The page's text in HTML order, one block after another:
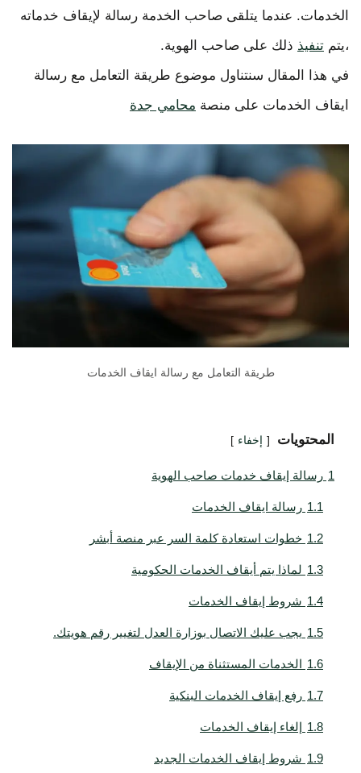
الخدمات. عندما يتلقى صاحب الخدمة رسالة لإيقاف خدماته
،يتم تنفيذ ذلك على صاحب الهوية.
في هذا المقال سنتناول موضوع طريقة التعامل مع رسالة
ايقاف الخدمات على منصة محامي جدة
طريقة التعامل مع رسالة ايقاف الخدمات
المحتويات إخفاء
1 رسالة إيقاف خدمات صاحب الهوية
1.1 رسالة ايقاف الخدمات
1.2 خطوات استعادة كلمة السر عبر منصة أبشر
1.3 لماذا يتم أيقاف الخدمات الحكومية
1.4 شروط إيقاف الخدمات
1.5 يجب عليك الاتصال بوزارة العدل لتغيير رقم هويتك.
1.6 الخدمات المستثناة من الإيقاف
1.7 رفع إيقاف الخدمات البنكية
1.8 إلغاء إيقاف الخدمات
1.9 شروط إيقاف الخدمات الجديد